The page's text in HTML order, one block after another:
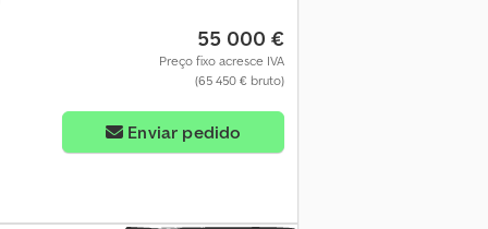
Solicitar mais imagens
55 000 €
Preço fixo acresce IVA
(65 450 € bruto)
Enviar pedido